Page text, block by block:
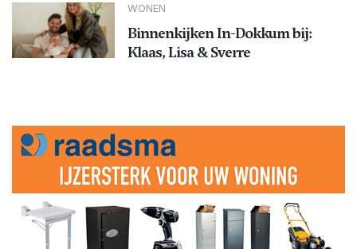
WONEN
Binnenkijken In-Dokkum bij:
Klaas, Lisa & Sverre